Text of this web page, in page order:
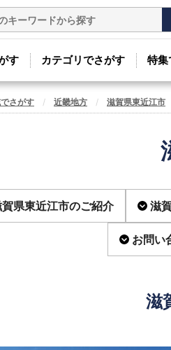
す カテゴリでさがす 特集
さがす 近畿地方 滋賀県東近江市
県東近江市のご紹介 滋
お問い
滋